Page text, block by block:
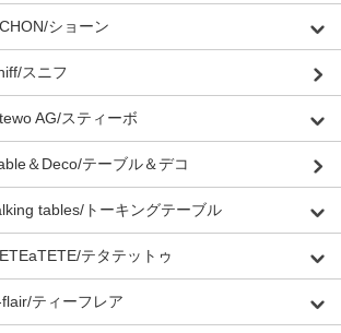
ショーン
スニフ
AG/スティーボ
＆Deco/テーブル＆デコ
tables/トーキングテーブル
テタテットゥ
ティーフレア